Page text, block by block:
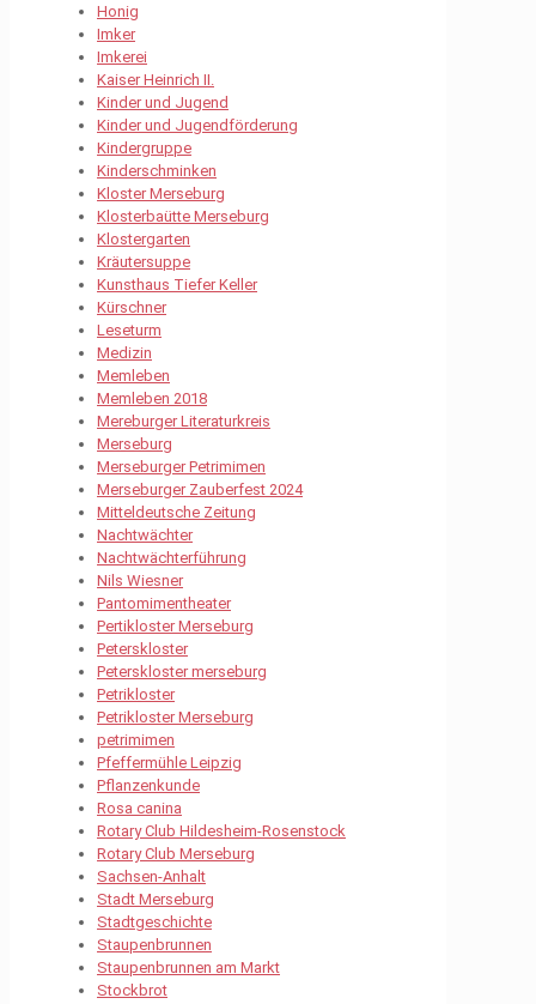
Honig
Imker
Imkerei
Kaiser Heinrich II.
Kinder und Jugend
Kinder und Jugendförderung
Kindergruppe
Kinderschminken
Kloster Merseburg
Klosterbaütte Merseburg
Klostergarten
Kräutersuppe
Kunsthaus Tiefer Keller
Kürschner
Leseturm
Medizin
Memleben
Memleben 2018
Mereburger Literaturkreis
Merseburg
Merseburger Petrimimen
Merseburger Zauberfest 2024
Mitteldeutsche Zeitung
Nachtwächter
Nachtwächterführung
Nils Wiesner
Pantomimentheater
Pertikloster Merseburg
Peterskloster
Peterskloster merseburg
Petrikloster
Petrikloster Merseburg
petrimimen
Pfeffermühle Leipzig
Pflanzenkunde
Rosa canina
Rotary Club Hildesheim-Rosenstock
Rotary Club Merseburg
Sachsen-Anhalt
Stadt Merseburg
Stadtgeschichte
Staupenbrunnen
Staupenbrunnen am Markt
Stockbrot